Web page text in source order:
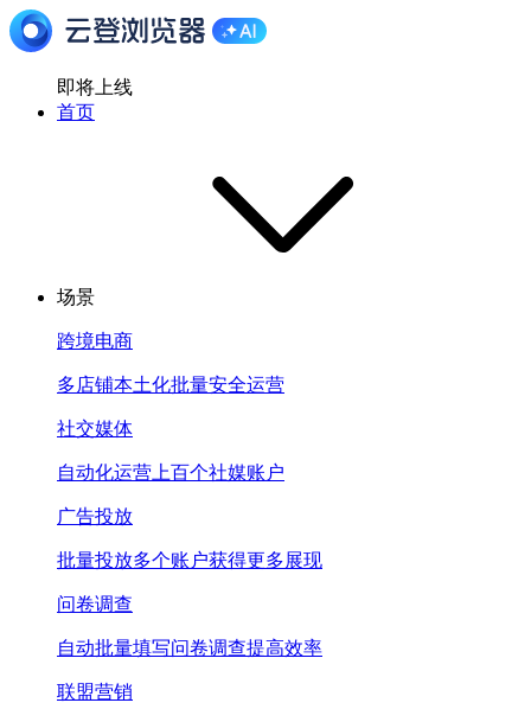
即将上线
首页
场景
跨境电商
多店铺本土化批量安全运营
社交媒体
自动化运营上百个社媒账户
广告投放
批量投放多个账户获得更多展现
问卷调查
自动批量填写问卷调查提高效率
联盟营销